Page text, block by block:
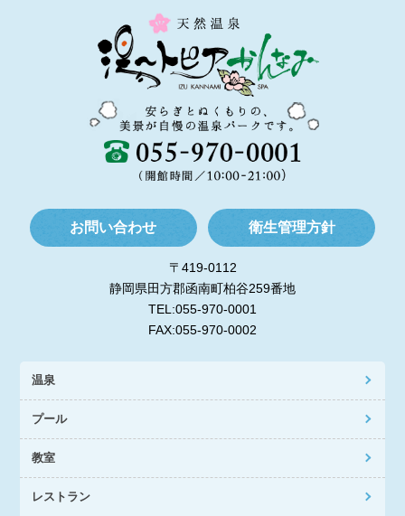
お問い合わせ 衛生管理方針
〒419-0112
静岡県田方郡函南町柏谷259番地
TEL:055-970-0001
FAX:055-970-0002
温泉
プール
教室
レストラン